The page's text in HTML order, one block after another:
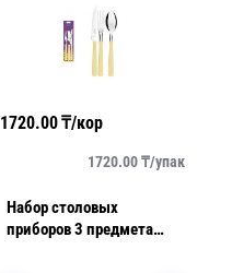
1720.00₸/кор
1720.00₸/упак
Набор столовых
приборов 3 предмета